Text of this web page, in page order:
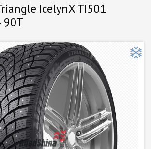
IcelynX TI501
90T